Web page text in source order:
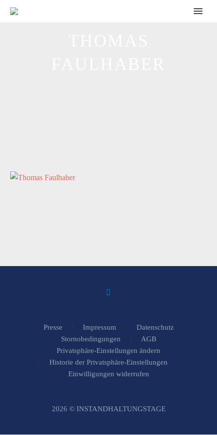
Presse Impressum
Datenschutz
Stornobedingungen
AGB
Privatsphäre-Einstellungen ändern
Historie der Privatsphäre-Einstellungen
Einwilligungen widerrufen
2026 © INSTANDHALTUNGSTAGE